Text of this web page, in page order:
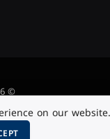
on our website.
© 2026 جميع الحقوق محفوظة.
من نحن